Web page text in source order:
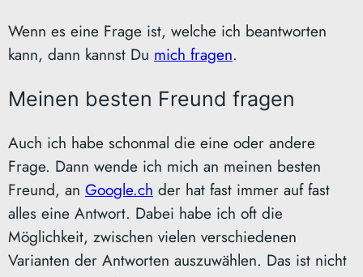
Wenn es eine Frage ist, welche ich beantworten
kann, dann kannst Du mich fragen.
Meinen besten Freund fragen
Auch ich habe schonmal die eine oder andere
Frage. Dann wende ich mich an meinen besten
Freund, an Google.ch der hat fast immer auf fast
alles eine Antwort. Dabei habe ich oft die
Möglichkeit, zwischen vielen verschiedenen
Varianten der Antworten auszuwählen. Das ist nicht